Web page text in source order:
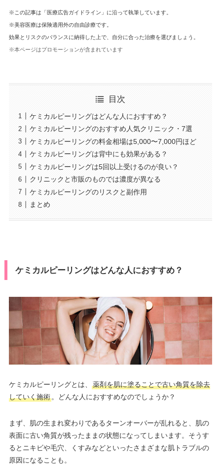
※この記事は「医療広告ガイドライン」に沿って執筆しています。
※美容医療は保険適用外の自由診療です。
効果とリスクのバランスに納得した上で、自分に合った治療を選びましょう。
※本ページはプロモーションが含まれています
目次
ケミカルピーリングはどんな人におすすめ？
ケミカルピーリングのおすすめ人気クリニック・7選
ケミカルピーリングの料金相場は5,000〜7,000円ほど
ケミカルピーリングは背中にも効果がある？
ケミカルピーリングは5回以上受けるのが良い？
クリニックと市販のものでは濃度が異なる
ケミカルピーリングのリスクと副作用
まとめ
ケミカルピーリングはどんな人におすすめ？
ケミカルピーリングとは、
薬剤を肌に塗ることで古い角質を除去
していく施術。どんな人におすすめなのでしょうか？
まず、肌の生まれ変わりであるターンオーバーが乱れると、肌の
表面に古い角質が残ったままの状態になってしまいます。そうす
るとニキビや毛穴、くすみなどといったさまざまな肌トラブルの
原因になることも。